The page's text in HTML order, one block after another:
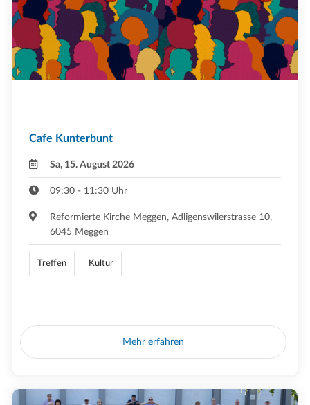
Cafe Kunterbunt
Sa, 15. August 2026
09:30 - 11:30 Uhr
Reformierte Kirche Meggen, Adligenswilerstrasse 10,
6045 Meggen
Treffen Kultur
Mehr erfahren